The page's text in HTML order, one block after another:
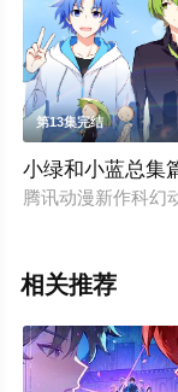
第13集完结
小绿和小蓝总集
腾讯动漫新作科幻
相关推荐